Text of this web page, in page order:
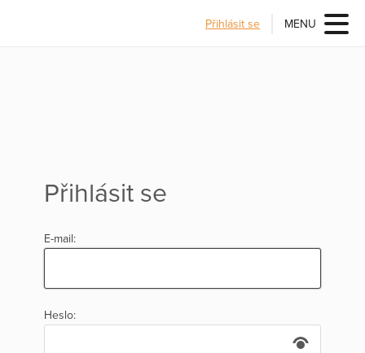
Přihlásit se MENU
Přihlásit se
E-mail:
Heslo: